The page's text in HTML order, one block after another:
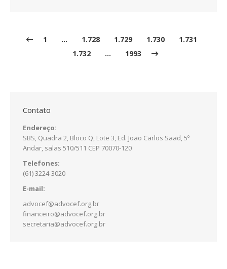
1 … 1.728 1.729 1.730
1.731
1.732
… 1993
Contato
Endereço:
SBS, Quadra 2, Bloco Q, Lote 3, Ed. João Carlos Saad, 5º
Andar, salas 510/511 CEP 70070-120
Telefones:
(61) 3224-3020
E-mail:
advocef@advocef.org.br
financeiro@advocef.org.br
secretaria@advocef.org.br